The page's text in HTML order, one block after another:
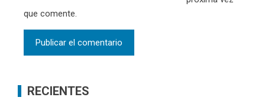
que comente.
RECIENTES